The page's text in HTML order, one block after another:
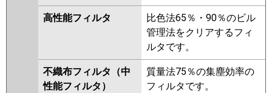
高性能フィルタ
比色法65％・90％のビル
管理法をクリアするフィ
ルタです。
不織布フィルタ（中
性能フィルタ）
質量法75％の集塵効率の
フィルタです。